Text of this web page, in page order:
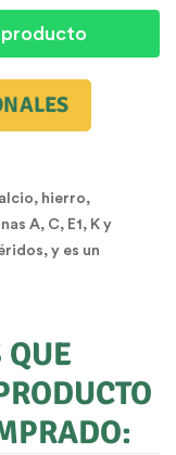
producto
hierro,
A, C, E1, K y
y es un
QUE